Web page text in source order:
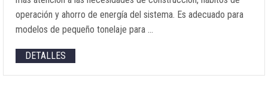
operación y ahorro de energía del sistema. Es adecuado para
modelos de pequeño tonelaje para …
DETALLES